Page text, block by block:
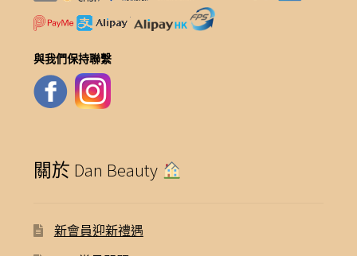
與我們保持聯繫
關於 Dan Beauty
新會員迎新禮遇